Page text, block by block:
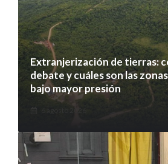
Extranjerización de tierras:
debate y cuáles son las
bajo mayor presión